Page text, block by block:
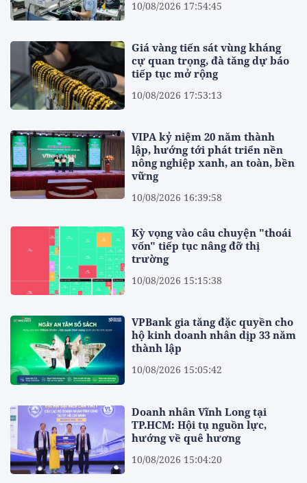
10/08/2026 17:54:45
Giá vàng tiến sát vùng kháng
cự quan trọng, đà tăng dự báo
tiếp tục mở rộng
10/08/2026 17:53:13
VIPA kỷ niệm 20 năm thành
lập, hướng tới phát triển nền
nông nghiệp xanh, an toàn, bền
vững
10/08/2026 16:39:58
Kỳ vọng vào câu chuyện "thoái
vốn" tiếp tục nâng đỡ thị
trường
10/08/2026 15:15:38
VPBank gia tăng đặc quyền cho
hộ kinh doanh nhân dịp 33 năm
thành lập
10/08/2026 15:05:42
Doanh nhân Vĩnh Long tại
TP.HCM: Hội tụ nguồn lực,
hướng về quê hương
10/08/2026 15:04:20